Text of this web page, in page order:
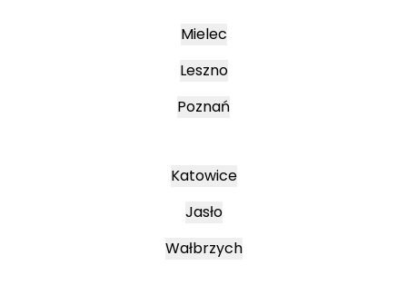
Mielec
Leszno
Poznań
Katowice
Jasło
Wałbrzych